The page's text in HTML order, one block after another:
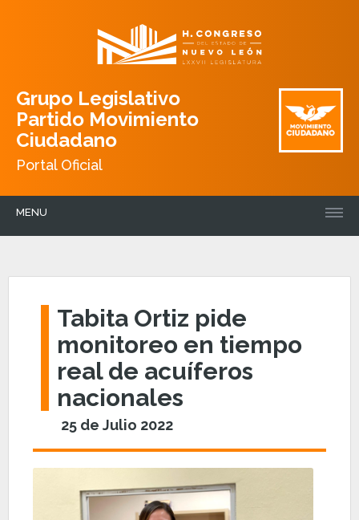
Grupo Legislativo
Partido Movimiento
Ciudadano
Portal Oficial
MENU
Tabita Ortiz pide
monitoreo en tiempo
real de acuíferos
nacionales
25 de Julio 2022